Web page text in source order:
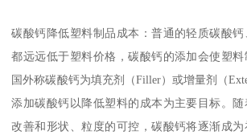
碳酸钙降低塑料制品成本：普通的轻质碳酸
都远远低于塑料价格，碳酸钙的添加会使塑
国外称碳酸钙为填充剂（Filler）或增量剂（
添加碳酸钙以降低塑料的成本为主要目标。
改善和形状、粒度的可控，碳酸钙将逐渐成